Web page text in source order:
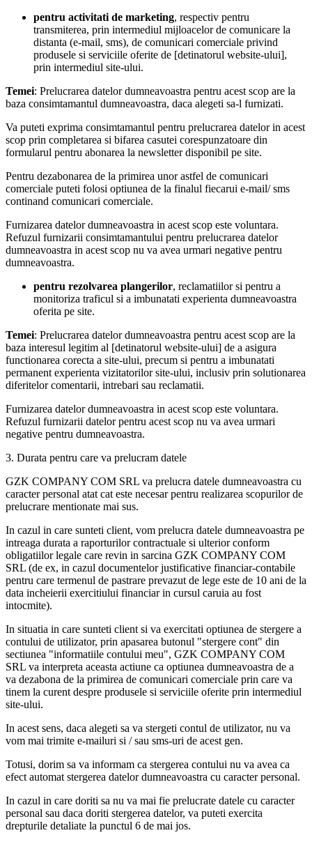
pentru activitati de marketing, respectiv pentru
transmiterea, prin intermediul mijloacelor de comunicare la
distanta (e-mail, sms), de comunicari comerciale privind
produsele si serviciile oferite de [detinatorul website-ului],
prin intermediul site-ului.
Temei: Prelucrarea datelor dumneavoastra pentru acest scop are la
baza consimtamantul dumneavoastra, daca alegeti sa-l furnizati.
Va puteti exprima consimtamantul pentru prelucrarea datelor in acest
scop prin completarea si bifarea casutei corespunzatoare din
formularul pentru abonarea la newsletter disponibil pe site.
Pentru dezabonarea de la primirea unor astfel de comunicari
comerciale puteti folosi optiunea de la finalul fiecarui e-mail/ sms
continand comunicari comerciale.
Furnizarea datelor dumneavoastra in acest scop este voluntara.
Refuzul furnizarii consimtamantului pentru prelucrarea datelor
dumneavoastra in acest scop nu va avea urmari negative pentru
dumneavoastra.
pentru rezolvarea plangerilor, reclamatiilor si pentru a
monitoriza traficul si a imbunatati experienta dumneavoastra
oferita pe site.
Temei: Prelucrarea datelor dumneavoastra pentru acest scop are la
baza interesul legitim al [detinatorul website-ului] de a asigura
functionarea corecta a site-ului, precum si pentru a imbunatati
permanent experienta vizitatorilor site-ului, inclusiv prin solutionarea
diferitelor comentarii, intrebari sau reclamatii.
Furnizarea datelor dumneavoastra in acest scop este voluntara.
Refuzul furnizarii datelor pentru acest scop nu va avea urmari
negative pentru dumneavoastra.
3. Durata pentru care va prelucram datele
GZK COMPANY COM SRL va prelucra datele dumneavoastra cu
caracter personal atat cat este necesar pentru realizarea scopurilor de
prelucrare mentionate mai sus.
In cazul in care sunteti client, vom prelucra datele dumneavoastra pe
intreaga durata a raporturilor contractuale si ulterior conform
obligatiilor legale care revin in sarcina GZK COMPANY COM
SRL (de ex, in cazul documentelor justificative financiar-contabile
pentru care termenul de pastrare prevazut de lege este de 10 ani de la
data incheierii exercitiului financiar in cursul caruia au fost
intocmite).
In situatia in care sunteti client si va exercitati optiunea de stergere a
contului de utilizator, prin apasarea butonul "stergere cont" din
sectiunea "informatiile contului meu", GZK COMPANY COM
SRL va interpreta aceasta actiune ca optiunea dumneavoastra de a
va dezabona de la primirea de comunicari comerciale prin care va
tinem la curent despre produsele si serviciile oferite prin intermediul
site-ului.
In acest sens, daca alegeti sa va stergeti contul de utilizator, nu va
vom mai trimite e-mailuri si / sau sms-uri de acest gen.
Totusi, dorim sa va informam ca stergerea contului nu va avea ca
efect automat stergerea datelor dumneavoastra cu caracter personal.
In cazul in care doriti sa nu va mai fie prelucrate datele cu caracter
personal sau daca doriti stergerea datelor, va puteti exercita
drepturile detaliate la punctul 6 de mai jos.